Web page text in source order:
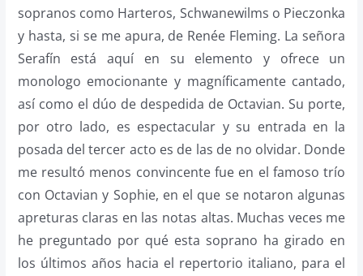
sopranos como Harteros, Schwanewilms o Pieczonka
y hasta, si se me apura, de Renée Fleming. La señora
Serafín está aquí en su elemento y ofrece un
monologo emocionante y magníficamente cantado,
así como el dúo de despedida de Octavian. Su porte,
por otro lado, es espectacular y su entrada en la
posada del tercer acto es de las de no olvidar. Donde
me resultó menos convincente fue en el famoso trío
con Octavian y Sophie, en el que se notaron algunas
apreturas claras en las notas altas. Muchas veces me
he preguntado por qué esta soprano ha girado en
los últimos años hacia el repertorio italiano, para el